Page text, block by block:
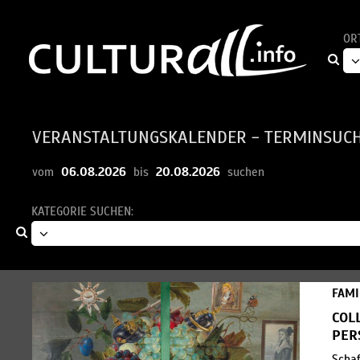
VERANSTALTUNGSKALENDER -
vom 06.08.2026 bis 20.08.2026 suchen
KATEGORIE SUCHEN: